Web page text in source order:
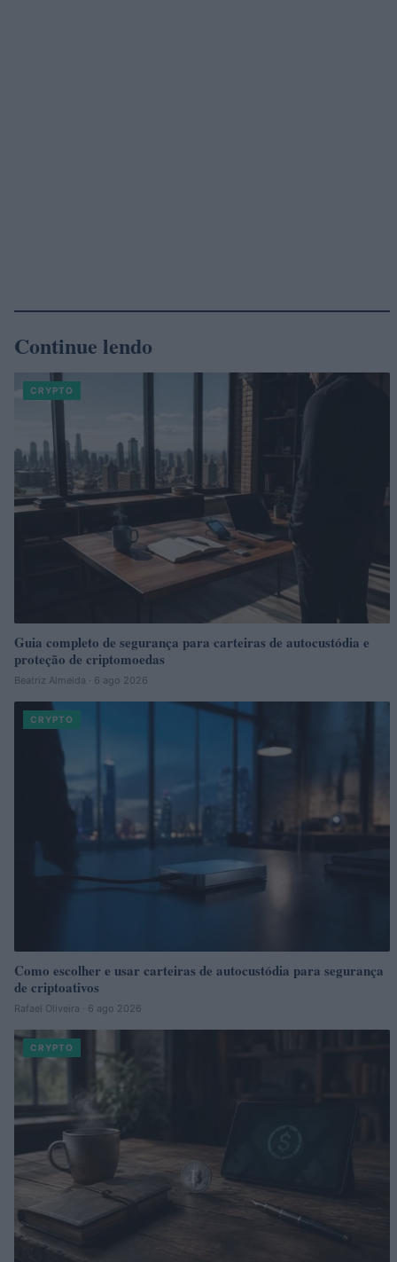
Continue lendo
CRYPTO
Guia completo de segurança para carteiras de autocustódia e
proteção de criptomoedas
Beatriz Almeida · 6 ago 2026
CRYPTO
Como escolher e usar carteiras de autocustódia para segurança
de criptoativos
Rafael Oliveira · 6 ago 2026
CRYPTO